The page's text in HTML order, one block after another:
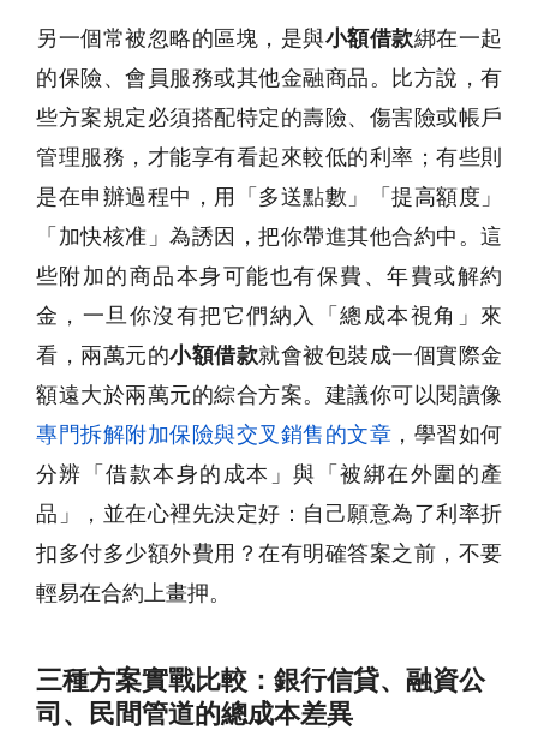
另一個常被忽略的區塊，是與小額借款綁在一起
的保險、會員服務或其他金融商品。比方說，有
些方案規定必須搭配特定的壽險、傷害險或帳戶
管理服務，才能享有看起來較低的利率；有些則
是在申辦過程中，用「多送點數」「提高額度」
「加快核准」為誘因，把你帶進其他合約中。這
些附加的商品本身可能也有保費、年費或解約
金，一旦你沒有把它們納入「總成本視角」來
看，兩萬元的小額借款就會被包裝成一個實際金
額遠大於兩萬元的綜合方案。建議你可以閱讀像
專門拆解附加保險與交叉銷售的文章 ，學習如何
分辨「借款本身的成本」與「被綁在外圍的產
品」，並在心裡先決定好：自己願意為了利率折
扣多付多少額外費用？在有明確答案之前，不要
輕易在合約上畫押。
三種方案實戰比較：銀行信貸、融資公
司、民間管道的總成本差異